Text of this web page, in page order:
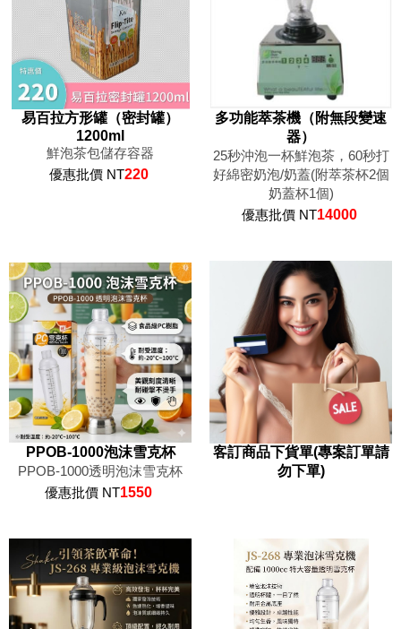
易百拉方形罐（密封罐）
1200ml
鮮泡茶包儲存容器
優惠批價 NT220
多功能萃茶機（附無段變速
器）
25秒沖泡一杯鮮泡茶，60秒打
好綿密奶泡/奶蓋(附萃茶杯2個
奶蓋杯1個)
優惠批價 NT14000
PPOB-1000泡沫雪克杯
PPOB-1000透明泡沫雪克杯
優惠批價 NT1550
客訂商品下貨單(專案訂單請
勿下單)